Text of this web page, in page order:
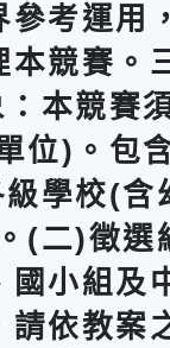
參考運用
競賽。
本競賽
位)。包
學校(含
(二)徵選
國小組及
請依教案